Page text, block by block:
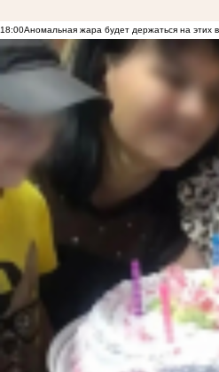
18:00Аномальная жара будет держаться на этих